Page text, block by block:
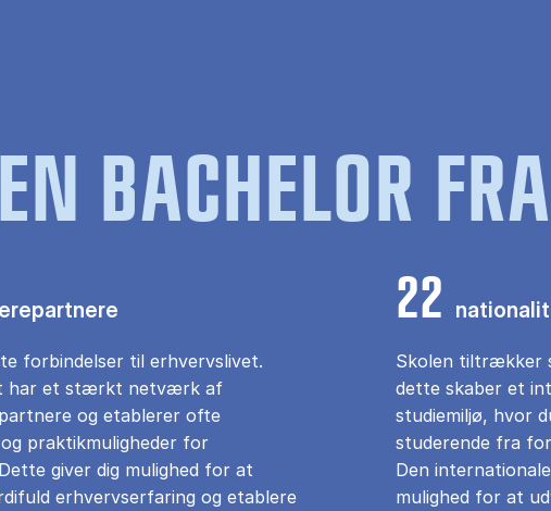
BACHELOR
forbindelser til erhvervslivet.
har et stærkt netværk af
og etablerer ofte
praktikmuligheder for
giver dig mulighed for at
erhvervserfaring og etablere
22
Skolen tiltrækker
dette skaber et
studiemiljø, hvor
studerende fra
Den
mulighed for at